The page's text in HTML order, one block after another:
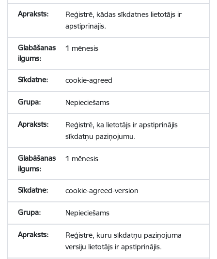
Reģistrē, kādas sīkdatnes lietotājs ir
apstiprinājis.
1 mēnesis
cookie-agreed
Nepieciešams
Reģistrē, ka lietotājs ir apstiprinājis
sīkdatņu paziņojumu.
1 mēnesis
cookie-agreed-version
Nepieciešams
Reģistrē, kuru sīkdatņu paziņojuma
versiju lietotājs ir apstiprinājis.